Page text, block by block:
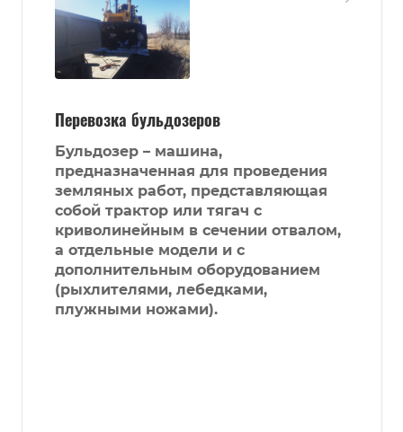
Перевозка бульдозеров
Бульдозер – машина,
предназначенная для проведения
земляных работ, представляющая
собой трактор или тягач с
криволинейным в сечении отвалом,
а отдельные модели и с
дополнительным оборудованием
(рыхлителями, лебедками,
плужными ножами).